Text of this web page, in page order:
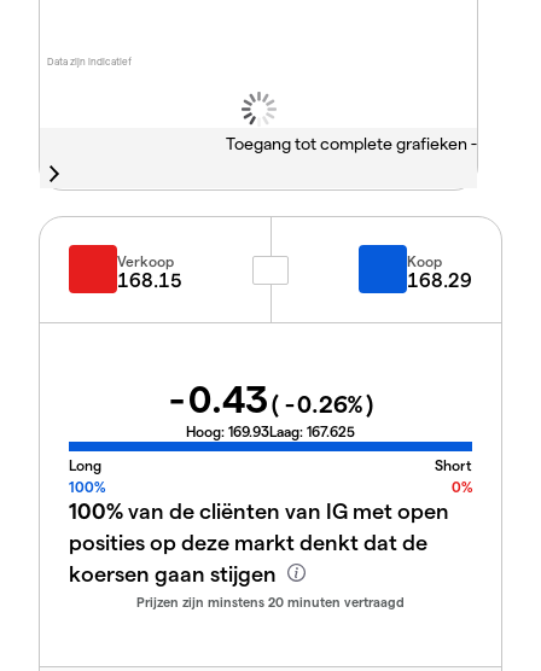
Data zijn indicatief
Toegang tot complete grafieken -
Verkoop
168.15
Koop
168.29
-0.43( -0.26%)
Hoog: 169.93Laag: 167.625
Long
Short
100%
0%
100%van de cliënten van IG met open
posities op deze markt denkt dat de
koersen gaan stijgen
Prijzen zijn minstens 20 minuten vertraagd